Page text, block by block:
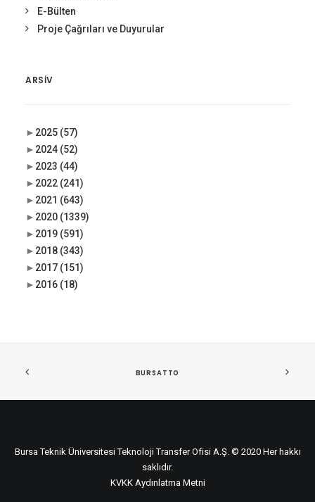
E-Bülten
Proje Çağrıları ve Duyurular
ARSIV
► 2025 (57)
► 2024 (52)
► 2023 (44)
► 2022 (241)
► 2021 (643)
► 2020 (1339)
► 2019 (591)
► 2018 (343)
► 2017 (151)
► 2016 (18)
BURSATTO
Bursa Teknik Üniversitesi Teknoloji Transfer Ofisi A.Ş. © 2020 Her hakkı
saklıdır.
KVKK Aydınlatma Metni